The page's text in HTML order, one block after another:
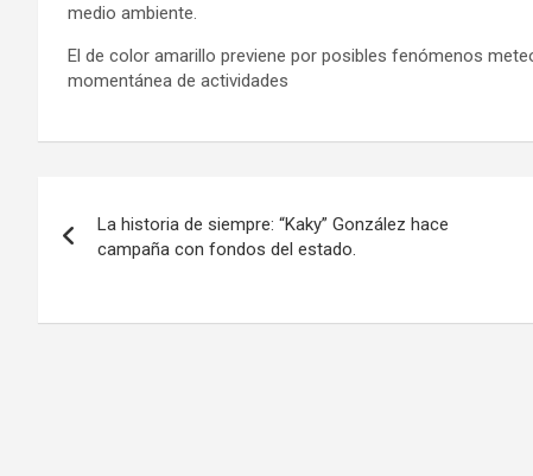
medio ambiente.
El de color amarillo previene por posibles fenómenos
momentánea de actividades
de
La historia de siempre: “Kaky” González hace
campaña con fondos del estado.